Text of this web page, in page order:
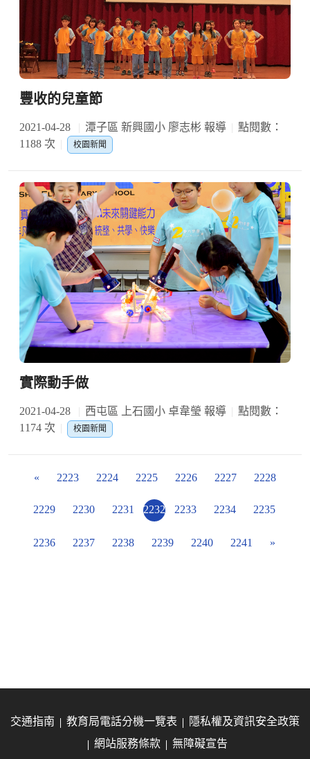
豐收的兒童節
2021-04-28 潭子區 新興國小 廖志彬 報導
點閱數：
1188 次
校園新聞
實際動手做
2021-04-28 西屯區 上石國小 卓韋瑩 報導
點閱數：
1174 次
校園新聞
« 2223 2224 2225 2226 2227 2228
2229 2230 2231 2232 2233 2234 2235
2236 2237 2238 2239 2240 2241 »
交通指南 教育局電話分機一覽表
隱私權及資訊安全政策
網站服務條款
無障礙宣告